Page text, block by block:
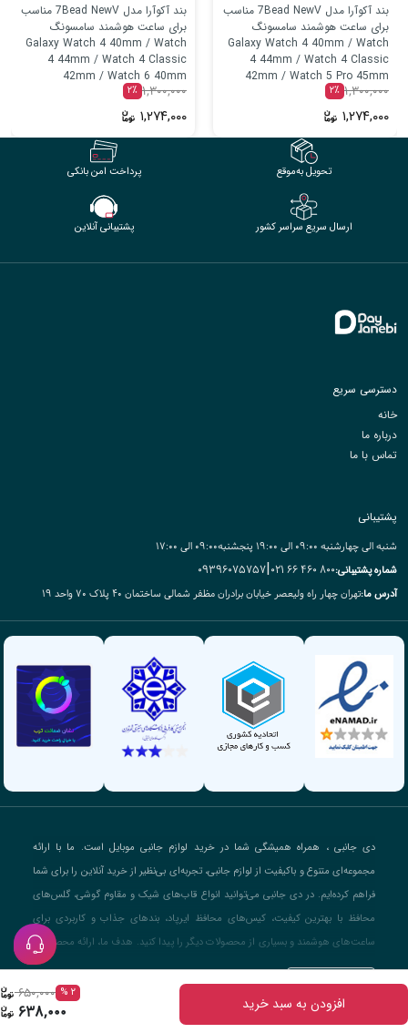
بند آکوآرا مدل 7Bead NewV مناسب
برای ساعت هوشمند سامسونگ
Galaxy Watch 4 40mm / Watch
4 44mm / Watch 4 Classic
42mm / Watch 5 Pro 45mm
۱,۳۰۰,۰۰۰ ۲٪
۱,۲۷۴,۰۰۰
بند آکوآرا مدل 7Bead NewV مناسب
برای ساعت هوشمند سامسونگ
Galaxy Watch 4 40mm / Watch
4 44mm / Watch 4 Classic
42mm / Watch 6 40mm
۱,۳۰۰,۰۰۰ ۲٪
۱,۲۷۴,۰۰۰
۲ % ۶۵۰,۰۰۰
۶۳۸,۰۰۰ افزودن به سبد خرید
تحویل به‌موقع پرداخت امن بانکی
ارسال سریع سراسر کشور پشتیبانی آنلاین
دسترسی سریع
خانه
درباره ما
تماس با ما
پشتیبانی
شنبه الی چهارشنبه ۰9:۰۰ الی 19:۰۰ پنجشنبه۰9:۰۰ الی 17:00
شماره پشتیبانی:800 460 66 021
|
09396075757
آدرس ما:تهران چهار راه ولیعصر خیابان برادران مظفر شمالی ساختمان ۴۰ پلاک ۷۰ واحد ۱۹
دی جانبی ، همراه همیشگی شما در خرید لوازم جانبی موبایل است. ما با ارائه
مجموعه‌ای متنوع و باکیفیت از لوازم جانبی، تجربه‌ای بی‌نظیر از خرید آنلاین را برای شما
فراهم کرده‌ایم. در دی جانبی می‌توانید انواع قاب‌های شیک و مقاوم گوشی، گلس‌های
محافظ با بهترین کیفیت، کیس‌های محافظ ایرپاد، بندهای جذاب و کاربردی برای
ساعت‌های هوشمند و بسیاری از محصولات دیگر را پیدا کنید. هدف ما، ارائه محصولاتی
است که علاوه بر زیبایی و طراحی مدرن، از دستگاه‌های شما در برابر آسیب محافظت
کنند. با تمرکز بر ارائه بهترین خدمات به مشتریان، ما تضمین می‌کنیم که تجربه خرید از
دی جانبی سریع، آسان و رضایت‌بخش باشد. همچنین، تمامی محصولات ما با قیمتی
بیشتر بخوانید...
کلیه ی حقوق متعلق به فروشگاه دی جانبی می باشد طراحی و توسعه توسط